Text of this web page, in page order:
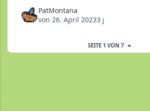
PatMontana
von 26. April 20233 j
SEITE 1 VON 7